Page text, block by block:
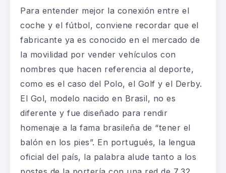
Para entender mejor la conexión entre el
coche y el fútbol, conviene recordar que el
fabricante ya es conocido en el mercado de
la movilidad por vender vehículos con
nombres que hacen referencia al deporte,
como es el caso del Polo, el Golf y el Derby.
El Gol, modelo nacido en Brasil, no es
diferente y fue diseñado para rendir
homenaje a la fama brasileña de “tener el
balón en los pies”. En portugués, la lengua
oficial del país, la palabra alude tanto a los